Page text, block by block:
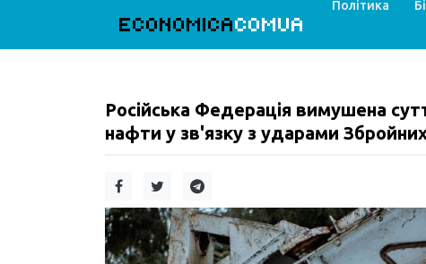
ECONOMICACOMUA
Політика
Російська Федерація вимушена
нафти у зв'язку з ударами